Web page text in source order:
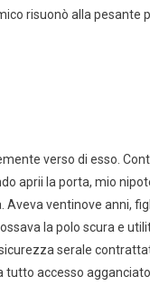
risuonò alla pesante
verso di esso.
aprii la porta, mio
Aveva ventinove anni,
la polo scura e
serale
tutto accesso